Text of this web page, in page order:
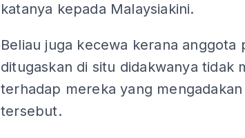
katanya kepada Malaysiakini.
Beliau juga kecewa kerana anggota
ditugaskan di situ didakwanya tidak
terhadap mereka yang
tersebut.